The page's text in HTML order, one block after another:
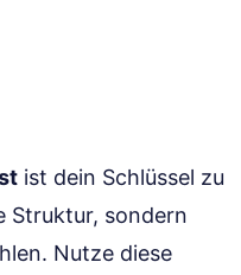
ist dein Schlüssel zu
Struktur, sondern
Nutze diese